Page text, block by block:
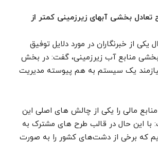
بخشی آبهای زیرزمینی کمتر از
از خبرنگاران در مورد دلایل توفیق
بخشی منابع آب زیرزمینی، گفت: در بخش
یک سیستم به هم پیوسته مدیریت
مالی را یکی از چالش های اصلی این
با این حال در قالب طرح های مشترک به
که برخی از دشت‌های کشور را به صورت